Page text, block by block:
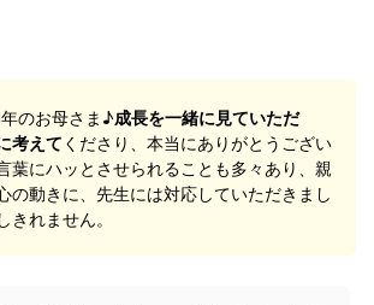
のお母さま♪成長を一緒に見ていただ
考えて くださり、本当にありがとうござい
葉にハッとさせられることも多々あり、親
の動きに、先生には対応していただきまし
きれません。